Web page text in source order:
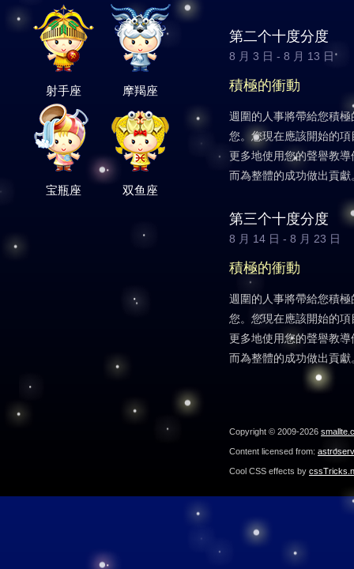
射手座 摩羯座
宝瓶座 双鱼座
第二个十度分度
8 月 3 日 - 8 月 13 日
積極的衝動
週圍的人事將帶給您積
您。您現在應該開始的
更多地使用您的聲譽教
而為整體的成功做出貢獻
第三个十度分度
8 月 14 日 - 8 月 23 日
積極的衝動
週圍的人事將帶給您積
您。您現在應該開始的
更多地使用您的聲譽教
而為整體的成功做出貢獻
Copyright © 2009-2026
Content licensed from:
Cool CSS effects by